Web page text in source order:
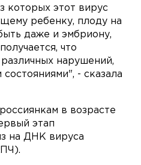
которых этот вирус
ребенку, плоду на
даже и эмбриону,
что
нарушений,
- сказала
в возрасте
этап
на ДНК вируса